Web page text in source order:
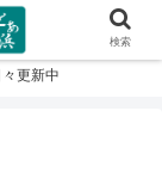
更新中
検索